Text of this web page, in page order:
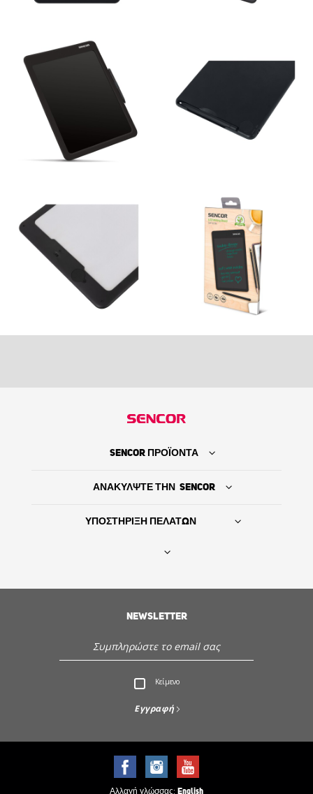
Εξυπηρέτηση - Υποστήριξη πελατών
SENCOR ΠΡΟΪΟΝΤΑ
ΑΝΑΚΥΛΨΤΕ ΤΗΝ SENCOR
ΥΠΟΣΤΗΡΙΞΗ ΠΕΛΑΤΩΝ
NEWSLETTER
Κείμενο
Εγγραφή
Αλλαγή γλώσσας: English